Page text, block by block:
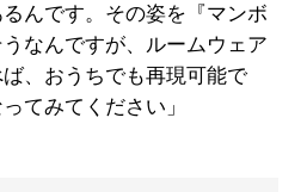
んです。その姿を『マンボ
なんですが、ルームウェア
、おうちでも再現可能で
てみてください」